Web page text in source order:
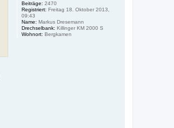
Beiträge: 2470
Registriert: Freitag 18. Oktober 2013,
09:43
Name: Markus Dresemann
Drechselbank: Killinger KM 2000 S
Wohnort: Bergkamen